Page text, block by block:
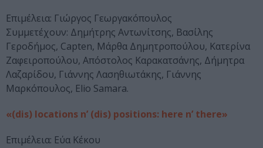
Επιμέλεια: Γιώργος Γεωργακόπουλος
Συμμετέχουν: Δημήτρης Αντωνίτσης, Βασίλης
Γεροδήμος, Capten, Μάρθα Δημητροπούλου, Κατερίνα
Ζαφειροπούλου, Απόστολος Καρακατσάνης, Δήμητρα
Λαζαρίδου, Γιάννης Λασηθιωτάκης, Γιάννης
Μαρκόπουλος, Elio Samara.
«(dis) locations n’ (dis) positions: here n’ there»
Επιμέλεια: Εύα Κέκου